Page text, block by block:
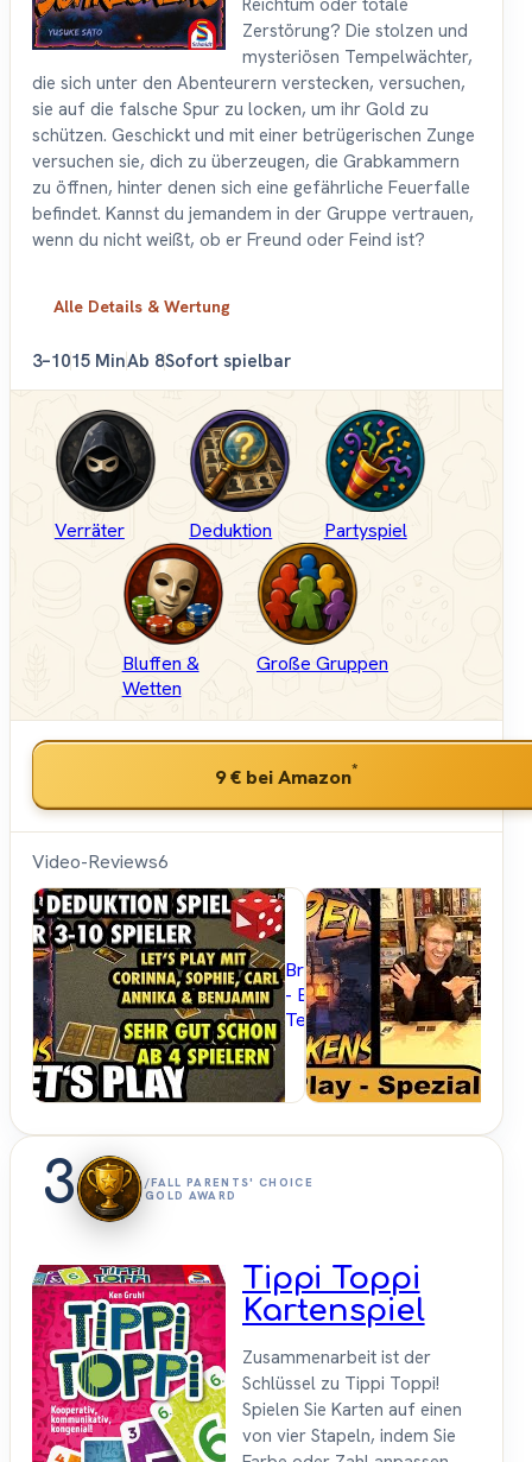
Zerstörung? Die stolzen und
mysteriösen Tempelwächter,
die sich unter den Abenteurern verstecken, versuchen,
sie auf die falsche Spur zu locken, um ihr Gold zu
schützen. Geschickt und mit einer betrügerischen Zunge
versuchen sie, dich zu überzeugen, die Grabkammern
zu öffnen, hinter denen sich eine gefährliche Feuerfalle
befindet. Kannst du jemandem in der Gruppe vertrauen,
wenn du nicht weißt, ob er Freund oder Feind ist?
Alle Details & Wertung
3–1015 MinAb 8Sofort spielbar
Verräter Deduktion Partyspiel
Bluffen &
Wetten
Große Gruppen
9 €bei Amazon*
Video-Reviews6
Brettspielblog.net
- Brettspiele im
Test
3
/FALL PARENTS' CHOICE
GOLD AWARD
Tippi Toppi
Kartenspiel
Zusammenarbeit ist der
Schlüssel zu Tippi Toppi!
Spielen Sie Karten auf einen
von vier Stapeln, indem Sie